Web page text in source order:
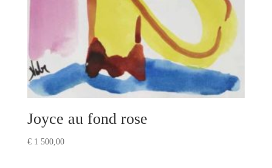
Joyce au fond rose
€1 500,00